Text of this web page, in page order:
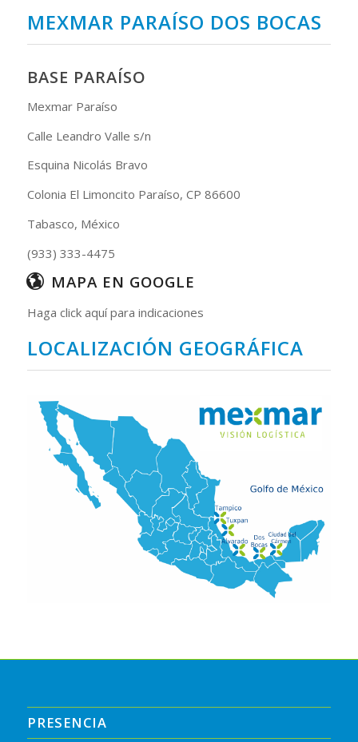
MEXMAR PARAÍSO DOS BOCAS
BASE PARAÍSO
Mexmar Paraíso
Calle Leandro Valle s/n
Esquina Nicolás Bravo
Colonia El Limoncito Paraíso, CP 86600
Tabasco, México
(933) 333-4475
MAPA EN GOOGLE
Haga click aquí para indicaciones
LOCALIZACIÓN GEOGRÁFICA
PRESENCIA